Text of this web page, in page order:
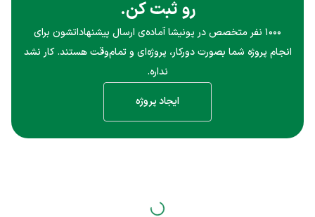
رو ثبت کن.
۱۰۰۰ نفر متخصص در پونیشا آماده‌ی ارسال پیشنهاداتشون برای
انجام پروژه شما بصورت دورکار، پروژه‌ای و تمام‌وقت هستند. کار نشد
نداره.
ایجاد پروژه